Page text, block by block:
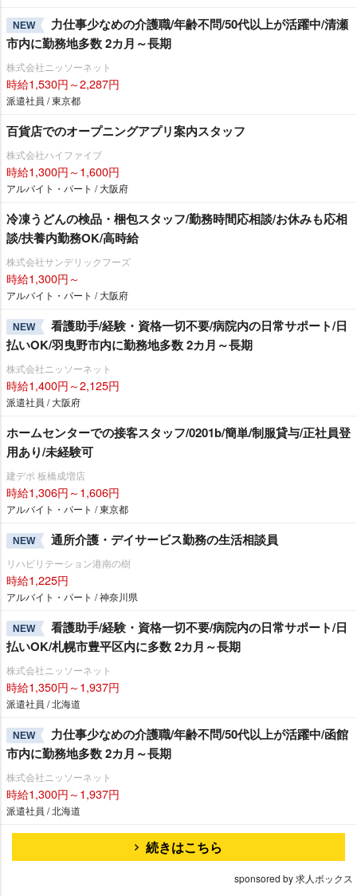
NEW
力仕事少なめの介護職/年齢不問/50代以上が活躍中/清瀬
市内に勤務地多数 2カ月～長期
株式会社ニッソーネット
時給1,530円～2,287円
派遣社員 / 東京都
百貨店でのオープニングアプリ案内スタッフ
株式会社ハイファイブ
時給1,300円～1,600円
アルバイト・パート / 大阪府
冷凍うどんの検品・梱包スタッフ/勤務時間応相談/お休みも応相
談/扶養内勤務OK/高時給
株式会社サンデリックフーズ
時給1,300円～
アルバイト・パート / 大阪府
NEW
看護助手/経験・資格一切不要/病院内の日常サポート/日
払いOK/羽曳野市内に勤務地多数 2カ月～長期
株式会社ニッソーネット
時給1,400円～2,125円
派遣社員 / 大阪府
ホームセンターでの接客スタッフ/0201b/簡単/制服貸与/正社員登
用あり/未経験可
建デポ 板橋成増店
時給1,306円～1,606円
アルバイト・パート / 東京都
NEW 通所介護・デイサービス勤務の生活相談員
リハビリテーション港南の樹
時給1,225円
アルバイト・パート / 神奈川県
NEW
看護助手/経験・資格一切不要/病院内の日常サポート/日
払いOK/札幌市豊平区内に多数 2カ月～長期
株式会社ニッソーネット
時給1,350円～1,937円
派遣社員 / 北海道
NEW
力仕事少なめの介護職/年齢不問/50代以上が活躍中/函館
市内に勤務地多数 2カ月～長期
株式会社ニッソーネット
時給1,300円～1,937円
派遣社員 / 北海道
続きはこちら
sponsored by 求人ボックス